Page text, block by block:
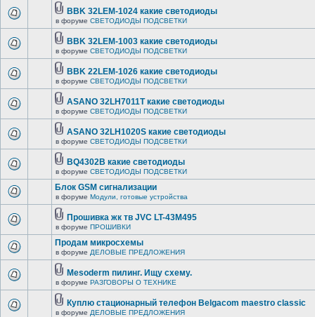
BBK 32LEM-1024 какие светодиоды
в форуме СВЕТОДИОДЫ ПОДСВЕТКИ
BBK 32LEM-1003 какие светодиоды
в форуме СВЕТОДИОДЫ ПОДСВЕТКИ
BBK 22LEM-1026 какие светодиоды
в форуме СВЕТОДИОДЫ ПОДСВЕТКИ
ASANO 32LH7011T какие светодиоды
в форуме СВЕТОДИОДЫ ПОДСВЕТКИ
ASANO 32LH1020S какие светодиоды
в форуме СВЕТОДИОДЫ ПОДСВЕТКИ
BQ4302B какие светодиоды
в форуме СВЕТОДИОДЫ ПОДСВЕТКИ
Блок GSM сигнализации
в форуме Модули, готовые устройства
Прошивка жк тв JVC LT-43M495
в форуме ПРОШИВКИ
Продам микросхемы
в форуме ДЕЛОВЫЕ ПРЕДЛОЖЕНИЯ
Mesoderm пилинг. Ищу схему.
в форуме РАЗГОВОРЫ О ТЕХНИКЕ
Куплю стационарный телефон Belgacom maestro classic
в форуме ДЕЛОВЫЕ ПРЕДЛОЖЕНИЯ